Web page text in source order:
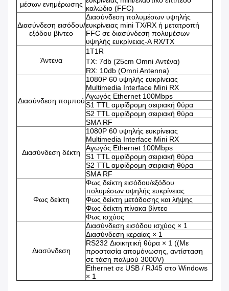
μέσων ενημέρωσης καλώδιο (FFC)
Διασύνδεση εισόδου/
εξόδου βίντεο
Διασύνδεση πολυμέσων υψηλής
ευκρίνειας mini TX/RX ή μετατροπή
FFC σε διασύνδεση πολυμέσων
υψηλής ευκρίνειας-A RX/TX
Άντενα
1Τ1R
TX: 7db (25cm Omni Αντένα)
RX: 10db (Omni Antenna)
Διασύνδεση πομπού
1080P 60 υψηλής ευκρίνειας
Multimedia Interface Mini RX
Αγωγός Ethernet 100Mbps
S1 TTL αμφίδρομη σειριακή θύρα
S2 TTL αμφίδρομη σειριακή θύρα
SMA RF
Διασύνδεση δέκτη
1080P 60 υψηλής ευκρίνειας
Multimedia Interface Mini RX
Αγωγός Ethernet 100Mbps
S1 TTL αμφίδρομη σειριακή θύρα
S2 TTL αμφίδρομη σειριακή θύρα
SMA RF
Φως δείκτη
Φως δείκτη εισόδου/εξόδου
πολυμέσων υψηλής ευκρίνειας
Φως δείκτη μετάδοσης και λήψης
Φως δείκτη πίνακα βίντεο
Φως ισχύος
Διασύνδεση
Διασύνδεση εισόδου ισχύος × 1
Διασύνδεση κεραίας × 1
RS232 Διοικητική θύρα × 1 ((Με
προστασία απομόνωσης, αντίσταση
σε τάση παλμού 3000V)
Ethernet σε USB / RJ45 στο Windows
× 1